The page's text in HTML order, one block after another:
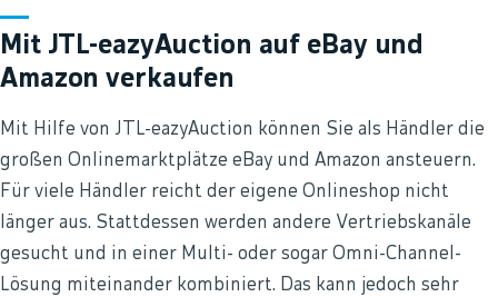
Mit JTL-eazyAuction auf eBay und
Amazon verkaufen
Mit Hilfe von JTL-eazyAuction können Sie als Händler die
großen Onlinemarktplätze eBay und Amazon ansteuern.
Für viele Händler reicht der eigene Onlineshop nicht
länger aus. Stattdessen werden andere Vertriebskanäle
gesucht und in einer Multi- oder sogar Omni-Channel-
Lösung miteinander kombiniert. Das kann jedoch sehr